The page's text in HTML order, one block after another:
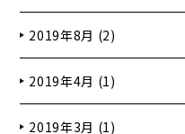
2019年8月 (2)
2019年4月 (1)
2019年3月 (1)